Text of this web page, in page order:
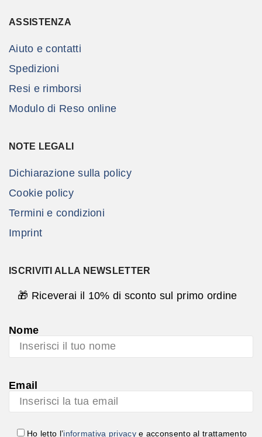
ASSISTENZA
Aiuto e contatti
Spedizioni
Resi e rimborsi
Modulo di Reso online
NOTE LEGALI
Dichiarazione sulla policy
Cookie policy
Termini e condizioni
Imprint
ISCRIVITI ALLA NEWSLETTER
🎁 Riceverai il 10% di sconto sul primo ordine
Nome
Email
Ho letto l’informativa privacye acconsento al trattamento